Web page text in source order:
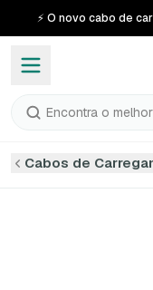
⚡ O novo cabo de
Encontra o
Cabos de